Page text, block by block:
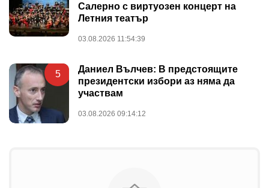
Салерно с виртуозен концерт на
Летния театър
03.08.2026 11:54:39
5
Даниел Вълчев: В предстоящите
президентски избори аз няма да
участвам
03.08.2026 09:14:12